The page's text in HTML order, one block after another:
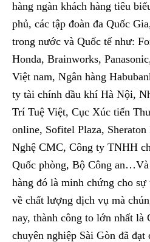
hàng ngàn khách hàng tiêu
phủ, các tập đoàn đa Quốc
trong nước và Quốc tế như:
Honda, Brainworks,
Việt nam, Ngân hàng
ty tài chính dầu khí Hà Nội,
Trí Tuệ Việt, Cục Xúc tiến
online, Sofitel Plaza,
Nghệ CMC, Công ty TNHH
Quốc phòng, Bộ Công
hàng đó là minh chứng cho
về chất lượng dịch vụ mà
nay, thành công to lớn nhất là
chuyên nghiệp Sài Gòn đã